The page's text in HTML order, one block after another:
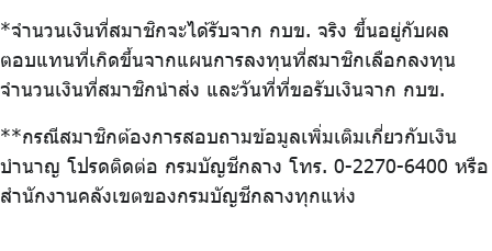
*จำนวนเงินที่สมาชิกจะได้รับจาก กบข. จริง ขึ้นอยู่กับผล
ตอบแทนที่เกิดขึ้นจากแผนการลงทุนที่สมาชิกเลือกลงทุน
จำนวนเงินที่สมาชิกนำส่ง และวันที่ที่ขอรับเงินจาก กบข.
**กรณีสมาชิกต้องการสอบถามข้อมูลเพิ่มเติมเกี่ยวกับเงิน
บำนาญ โปรดติดต่อ กรมบัญชีกลาง โทร. 0-2270-6400 หรือ
สํานักงานคลังเขตของกรมบัญชีกลางทุกแห่ง